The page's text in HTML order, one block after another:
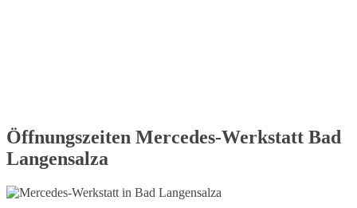
Öffnungszeiten Mercedes-Werkstatt Bad
Langensalza